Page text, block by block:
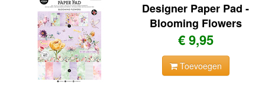
Designer Paper Pad -
Blooming Flowers
€ 9,95
Toevoegen